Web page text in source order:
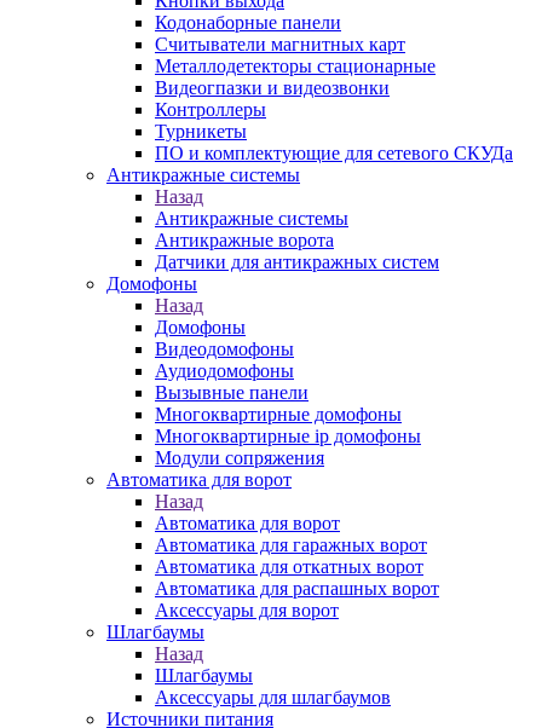
Кодонаборные панели
Считыватели магнитных карт
Металлодетекторы стационарные
Видеогпазки и видеозвонки
Контроллеры
Турникеты
ПО и комплектующие для сетевого СКУДа
Антикражные системы
Назад
Антикражные системы
Антикражные ворота
Датчики для антикражных систем
Домофоны
Назад
Домофоны
Видеодомофоны
Аудиодомофоны
Вызывные панели
Многоквартирные домофоны
Многоквартирные ip домофоны
Модули сопряжения
Автоматика для ворот
Назад
Автоматика для ворот
Автоматика для гаражных ворот
Автоматика для откатных ворот
Автоматика для распашных ворот
Аксессуары для ворот
Шлагбаумы
Назад
Шлагбаумы
Аксессуары для шлагбаумов
Источники питания